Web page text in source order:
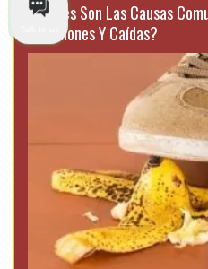
¿Cuáles Son Las Causas
Resbalones Y Caídas?